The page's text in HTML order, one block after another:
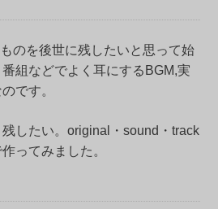
のを後世に残したいと思って始
組などでよく耳にするBGM,実
です。
したい。original・sound・track
ってみました。